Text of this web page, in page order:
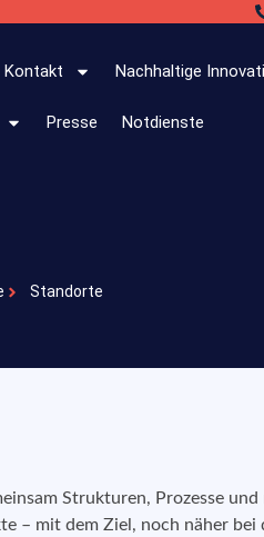
Kontakt Nachhaltige
Presse Notdienste
Standorte
Strukturen, Prozesse und
– mit dem Ziel, noch näher bei